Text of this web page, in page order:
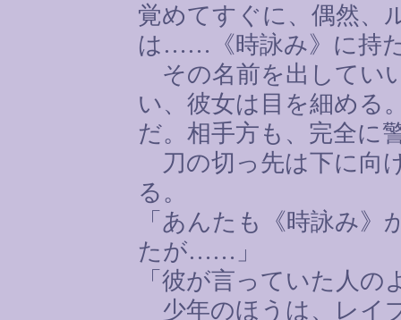
覚めてすぐに、偶然、
は …… 《時詠み》に持
その名前を出してい
い、彼女は目を細める
だ。相手方も、完全に
刀の切っ先は下に向
る。
「あんたも《時詠み》
たが…… 」
「彼が言っていた人の
少年のほうは、レイ